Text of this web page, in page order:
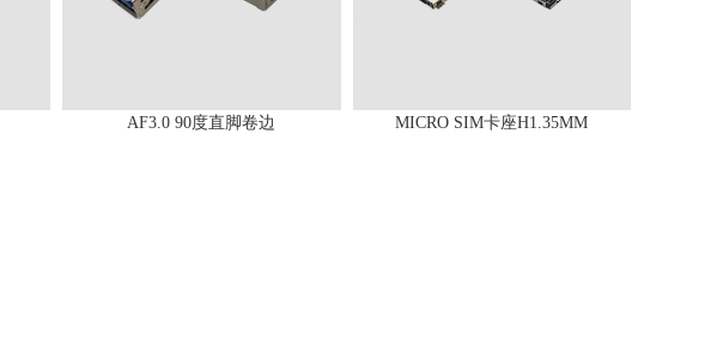
AF3.0 90度直脚卷边 MICRO SIM卡座H1.35MM